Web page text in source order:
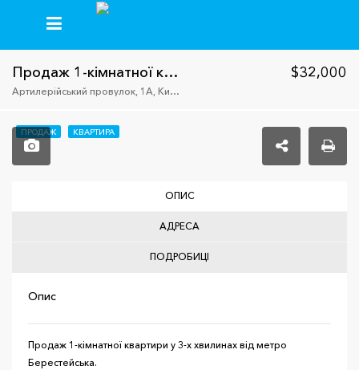
Продаж 1-кімнатної квартири, ст.м. Берестейська
Артилерійський провулок, 1А, Київ, Украина, 03113
$32,000
ПРОДАЖ КВАРТИРА
ОПИС
АДРЕСА
ПОДРОБИЦІ
Опис
Продаж 1-кімнатної квартири у 3-х хвилинах від метро
Берестейська.